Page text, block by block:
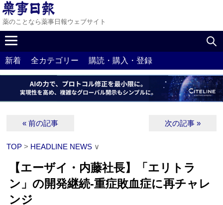
薬のことなら薬事日報ウェブサイト
新着 全カテゴリー 購読・購入・登録
« 前の記事 次の記事 »
TOP > HEADLINE NEWS ∨
【エーザイ・内藤社長】「エリトラ
ン」の開発継続‐重症敗血症に再チャレ
ンジ